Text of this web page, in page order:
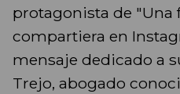
protagonista de "Una
compartiera en
mensaje dedicado a
Trejo, abogado